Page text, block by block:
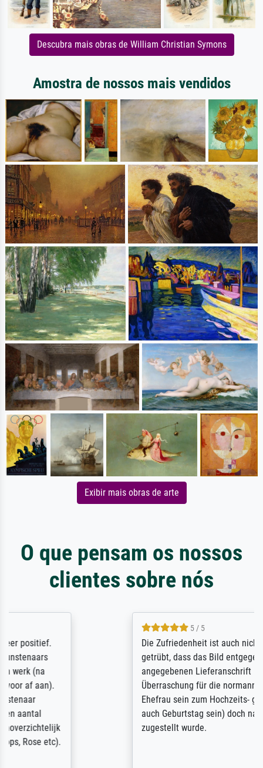
Descubra mais obras de William Christian Symons
Amostra de nossos mais vendidos
Exibir mais obras de arte
O que pensam os nossos
clientes sobre nós
Die Zufriedenheit ist auch nicht dadurch
getrübt, dass das Bild entgegen einer
angegebenen Lieferanschrift (sollte eine
Überraschung für die normannische
Ehefrau sein zum Hochzeits- gleichzeitig
auch Geburtstag sein) doch nach zu Hause
zugestellt wurde.